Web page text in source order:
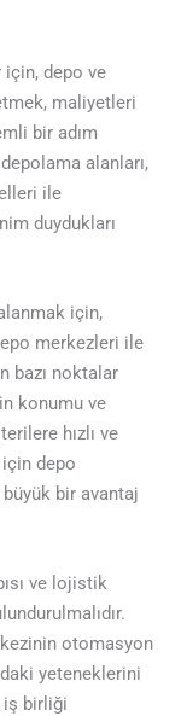
depo ve
maliyetleri
bir adım
alanları,
ile
duydukları
için,
merkezleri ile
bazı noktalar
konumu ve
hızlı ve
depo
bir avantaj
ve lojistik
otomasyon
yeteneklerini
iş birliği